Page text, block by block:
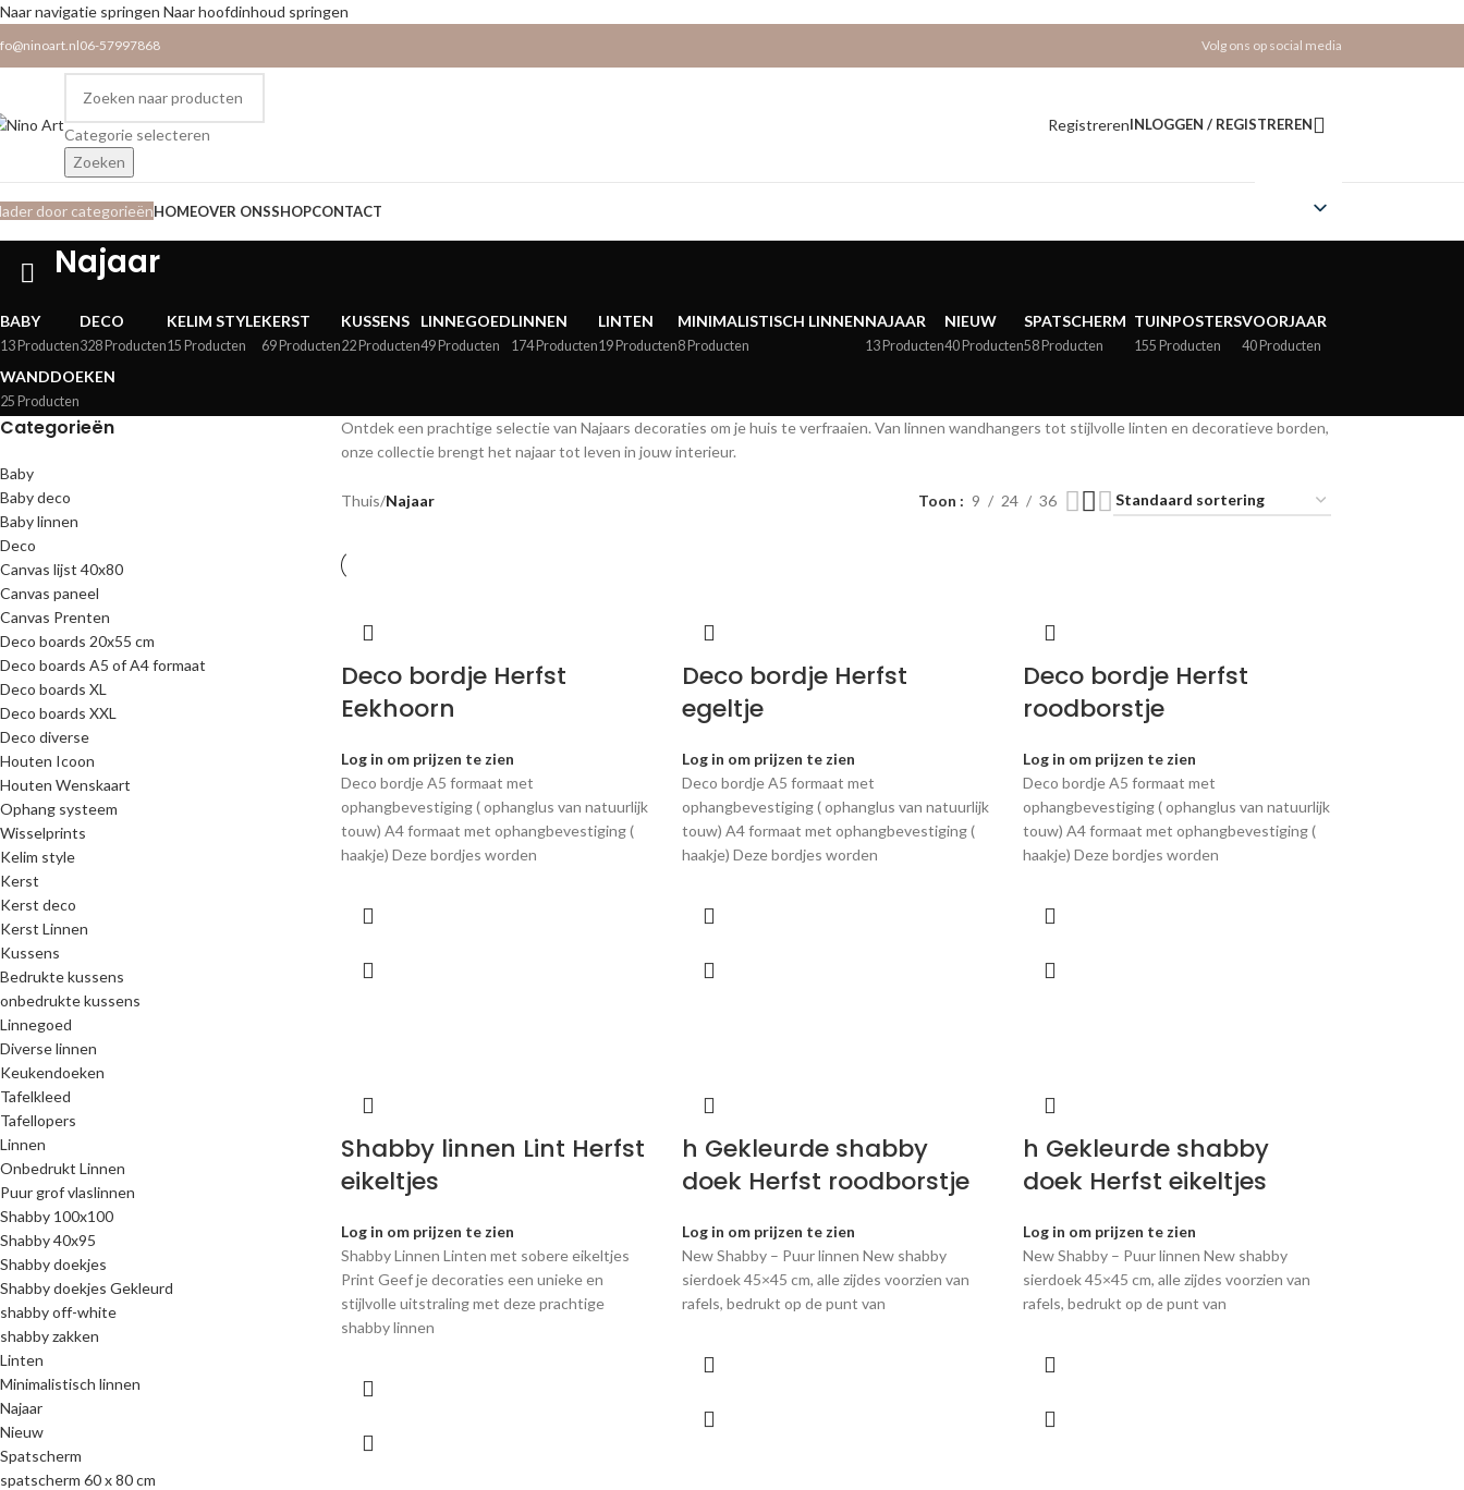
Naar navigatie springen Naar hoofdinhoud springen
06-57997868 Volg ons op social media
Categorie selecteren
Zoeken
RegistrerenINLOGGEN / REGISTREREN
door categorieënHOMEOVER ONSSHOPCONTACT
Najaar
BABY
13 Producten
DECO
328 Producten
KELIM STYLE
15 Producten
KERST
69 Producten
KUSSENS
22 Producten
LINNEGOED
49 Producten
LINNEN
174 Producten
LINTEN
19 Producten
MINIMALISTISCH LINNEN
8 Producten
NAJAAR
13 Producten
NIEUW
40 Producten
SPATSCHERM
58 Producten
TUINPOSTERS
155 Producten
VOORJAAR
40 Producten
WANDDOEKEN
25 Producten
Categorieën
Baby
Baby deco
Baby linnen
Deco
Canvas lijst 40x80
Canvas paneel
Canvas Prenten
Deco boards 20x55 cm
Deco boards A5 of A4 formaat
Deco boards XL
Deco boards XXL
Deco diverse
Houten Icoon
Houten Wenskaart
Ophang systeem
Wisselprints
Kelim style
Kerst
Kerst deco
Kerst Linnen
Kussens
Bedrukte kussens
onbedrukte kussens
Linnegoed
Diverse linnen
Keukendoeken
Tafelkleed
Tafellopers
Linnen
Onbedrukt Linnen
Puur grof vlaslinnen
Shabby 100x100
Shabby 40x95
Shabby doekjes
Shabby doekjes Gekleurd
shabby off-white
shabby zakken
Linten
Minimalistisch linnen
Najaar
Nieuw
Spatscherm
spatscherm 60 x 80 cm
Ontdek een prachtige selectie van Najaars decoraties om je huis te verfraaien. Van linnen wandhangers tot stijlvolle linten en decoratieve borden,
onze collectie brengt het najaar tot leven in jouw interieur.
Thuis/Najaar Toon 9 24 36
Deco bordje Herfst
Eekhoorn
Log in om prijzen te zien
Deco bordje A5 formaat met
ophangbevestiging ( ophanglus van natuurlijk
touw) A4 formaat met ophangbevestiging (
haakje) Deze bordjes worden
Deco bordje Herfst
egeltje
Log in om prijzen te zien
Deco bordje A5 formaat met
ophangbevestiging ( ophanglus van natuurlijk
touw) A4 formaat met ophangbevestiging (
haakje) Deze bordjes worden
Deco bordje Herfst
roodborstje
Log in om prijzen te zien
Deco bordje A5 formaat met
ophangbevestiging ( ophanglus van natuurlijk
touw) A4 formaat met ophangbevestiging (
haakje) Deze bordjes worden
Shabby linnen Lint Herfst
eikeltjes
Log in om prijzen te zien
Shabby Linnen Linten met sobere eikeltjes
Print Geef je decoraties een unieke en
stijlvolle uitstraling met deze prachtige
shabby linnen
h Gekleurde shabby
doek Herfst roodborstje
Log in om prijzen te zien
New Shabby – Puur linnen New shabby
sierdoek 45×45 cm, alle zijdes voorzien van
rafels, bedrukt op de punt van
h Gekleurde shabby
doek Herfst eikeltjes
Log in om prijzen te zien
New Shabby – Puur linnen New shabby
sierdoek 45×45 cm, alle zijdes voorzien van
rafels, bedrukt op de punt van